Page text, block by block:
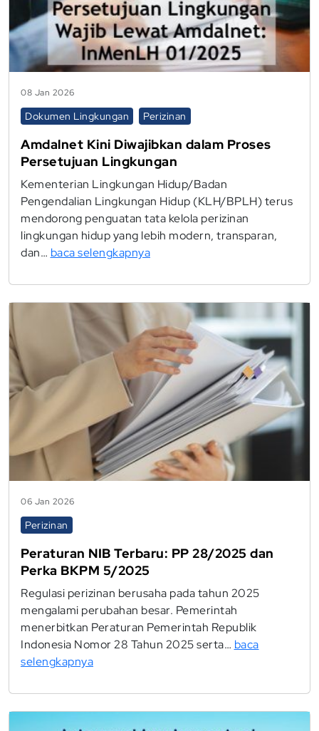
08 Jan 2026
Dokumen Lingkungan Perizinan
Amdalnet Kini Diwajibkan dalam Proses
Persetujuan Lingkungan
Kementerian Lingkungan Hidup/Badan
Pengendalian Lingkungan Hidup (KLH/BPLH) terus
mendorong penguatan tata kelola perizinan
lingkungan hidup yang lebih modern, transparan,
dan… baca selengkapnya
06 Jan 2026
Perizinan
Peraturan NIB Terbaru: PP 28/2025 dan
Perka BKPM 5/2025
Regulasi perizinan berusaha pada tahun 2025
mengalami perubahan besar. Pemerintah
menerbitkan Peraturan Pemerintah Republik
Indonesia Nomor 28 Tahun 2025 serta… baca
selengkapnya